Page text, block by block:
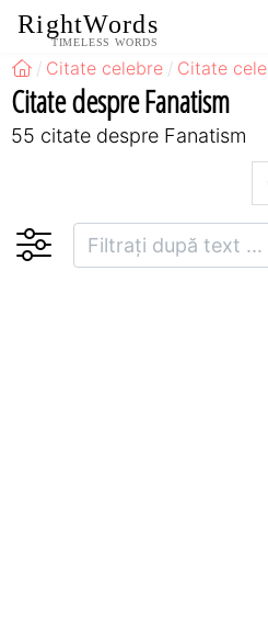
RightWords
TIMELESS WORDS
Citate celebre Citate
Citate despre Fanatism
55 citate despre Fanatism